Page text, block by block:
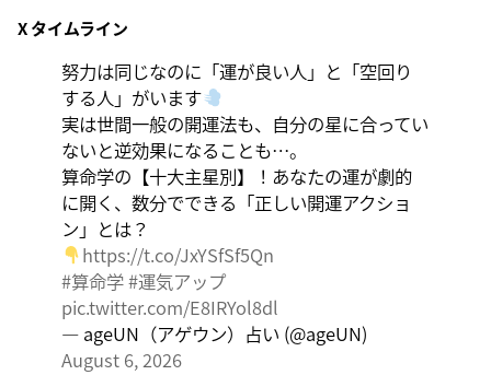
大きくエネルギーを放出する日。日々の活力をため込ん
X タイムライン
努力は同じなのに「運が良い人」と「空回り
する人」がいます
実は世間一般の開運法も、自分の星に合ってい
ないと逆効果になることも…。
算命学の【十大主星別】！あなたの運が劇的
に開く、数分でできる「正しい開運アクショ
ン」とは？
https://t.co/JxYSfSf5Qn
#算命学#運気アップ
pic.twitter.com/E8IRYol8dl
— ageUN（アゲウン）占い (@ageUN)
August 6, 2026